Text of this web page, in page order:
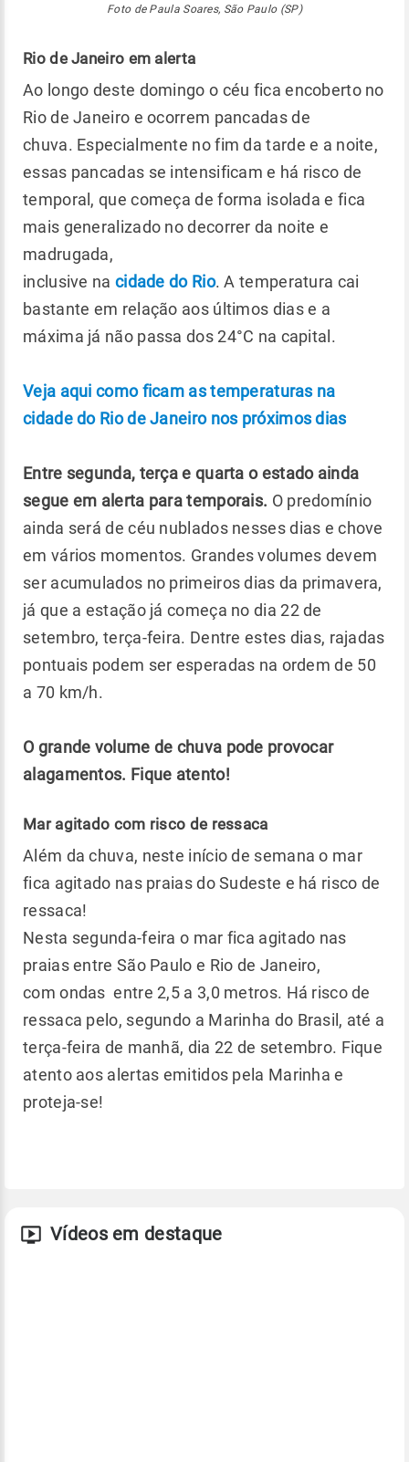
Foto de Paula Soares, São Paulo (SP)
Rio de Janeiro em alerta
Ao longo deste domingo o céu fica encoberto no
Rio de Janeiro e ocorrem pancadas de
chuva. Especialmente no fim da tarde e a noite,
essas pancadas se intensificam e há risco de
temporal, que começa de forma isolada e fica
mais generalizado no decorrer da noite e
madrugada,
inclusive na cidade do Rio. A temperatura cai
bastante em relação aos últimos dias e a
máxima já não passa dos 24°C na capital.
Veja aqui como ficam as temperaturas na
cidade do Rio de Janeiro nos próximos dias
Entre segunda, terça e quarta o estado ainda
segue em alerta para temporais. O predomínio
ainda será de céu nublados nesses dias e chove
em vários momentos. Grandes volumes devem
ser acumulados no primeiros dias da primavera,
já que a estação já começa no dia 22 de
setembro, terça-feira. Dentre estes dias, rajadas
pontuais podem ser esperadas na ordem de 50
a 70 km/h.
O grande volume de chuva pode provocar
alagamentos. Fique atento!
Mar agitado com risco de ressaca
Além da chuva, neste início de semana o mar
fica agitado nas praias do Sudeste e há risco de
ressaca!
Nesta segunda-feira o mar fica agitado nas
praias entre São Paulo e Rio de Janeiro,
com ondas entre 2,5 a 3,0 metros. Há risco de
ressaca pelo, segundo a Marinha do Brasil, até a
terça-feira de manhã, dia 22 de setembro. Fique
atento aos alertas emitidos pela Marinha e
proteja-se!
Vídeos em destaque